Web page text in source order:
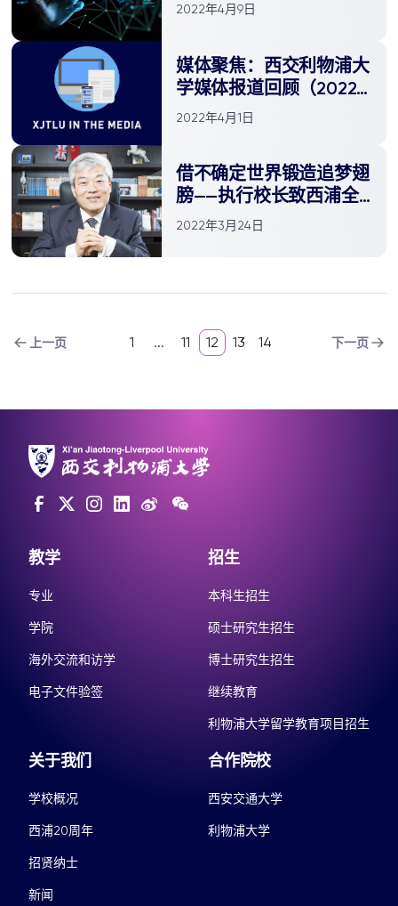
2022年4月9日
媒体聚焦：西交利物浦大
学媒体报道回顾（2022
年3月）
2022年4月1日
借不确定世界锻造追梦翅
膀——执行校长致西浦全
体学生的一封信
2022年3月24日
上一页 1 ... 11 12 13 14 下一页
教学
专业
学院
海外交流和访学
电子文件验签
招生
本科生招生
硕士研究生招生
博士研究生招生
继续教育
利物浦大学留学教育项目招生
关于我们
学校概况
西浦20周年
招贤纳士
新闻
合作院校
西安交通大学
利物浦大学